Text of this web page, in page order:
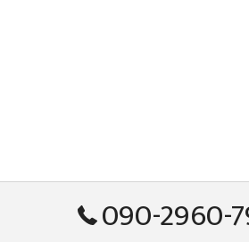
090-2960-